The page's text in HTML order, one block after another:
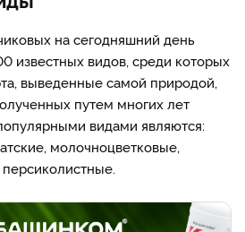
на сегодняшний день
известных видов, среди которых
выведенные самой природой,
путем многих лет
видами являются:
молочноцветковые,